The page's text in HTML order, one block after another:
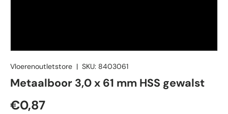
Vloerenoutletstore | SKU: 8403061
Metaalboor 3,0 x 61 mm HSS gewalst
Reguliere prijs
€0,87